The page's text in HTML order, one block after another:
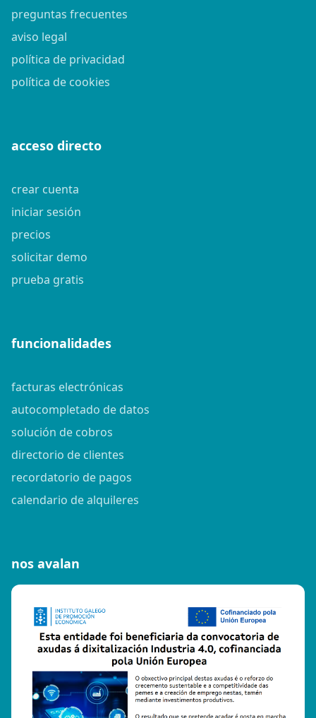
preguntas frecuentes
aviso legal
política de privacidad
política de cookies
acceso directo
crear cuenta
iniciar sesión
precios
solicitar demo
prueba gratis
funcionalidades
facturas electrónicas
autocompletado de datos
solución de cobros
directorio de clientes
recordatorio de pagos
calendario de alquileres
nos avalan